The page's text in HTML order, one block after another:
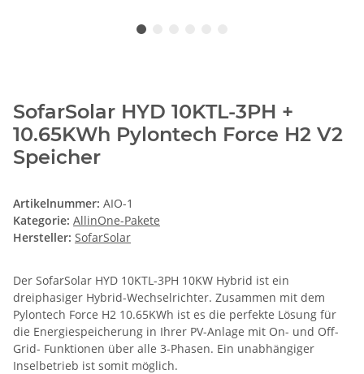
SofarSolar HYD 10KTL-3PH +
10.65KWh Pylontech Force H2 V2
Speicher
Artikelnummer: AIO-1
Kategorie: AllinOne-Pakete
Hersteller: SofarSolar
Der SofarSolar HYD 10KTL-3PH 10KW Hybrid ist ein
dreiphasiger Hybrid-Wechselrichter. Zusammen mit dem
Pylontech Force H2 10.65KWh ist es die perfekte Lösung für
die Energiespeicherung in Ihrer PV-Anlage mit On- und Off-
Grid- Funktionen über alle 3-Phasen. Ein unabhängiger
Inselbetrieb ist somit möglich.